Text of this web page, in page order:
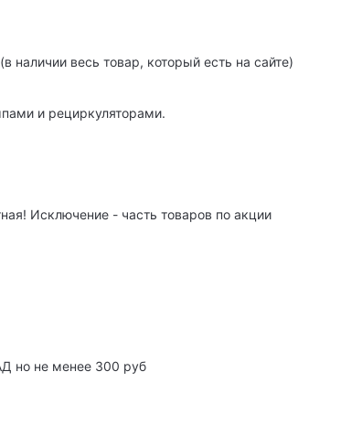
весь товар, который есть на сайте)
и рециркуляторами.
Исключение - часть товаров по акции
но не менее 300 руб